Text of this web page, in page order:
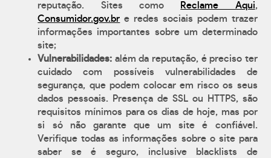
reputação. Sites como
Reclame Aqui,
Consumidor.gov.br e redes sociais podem trazer
informações importantes sobre um determinado
site;
Vulnerabilidades: além da reputação, é preciso ter
cuidado com possíveis vulnerabilidades de
segurança, que podem colocar em risco os seus
dados pessoais. Presença de SSL ou HTTPS, são
requisitos mínimos para os dias de hoje, mas por
si só não garante que um site é confiável.
Verifique todas as informações sobre o site para
saber se é seguro, inclusive blacklists de